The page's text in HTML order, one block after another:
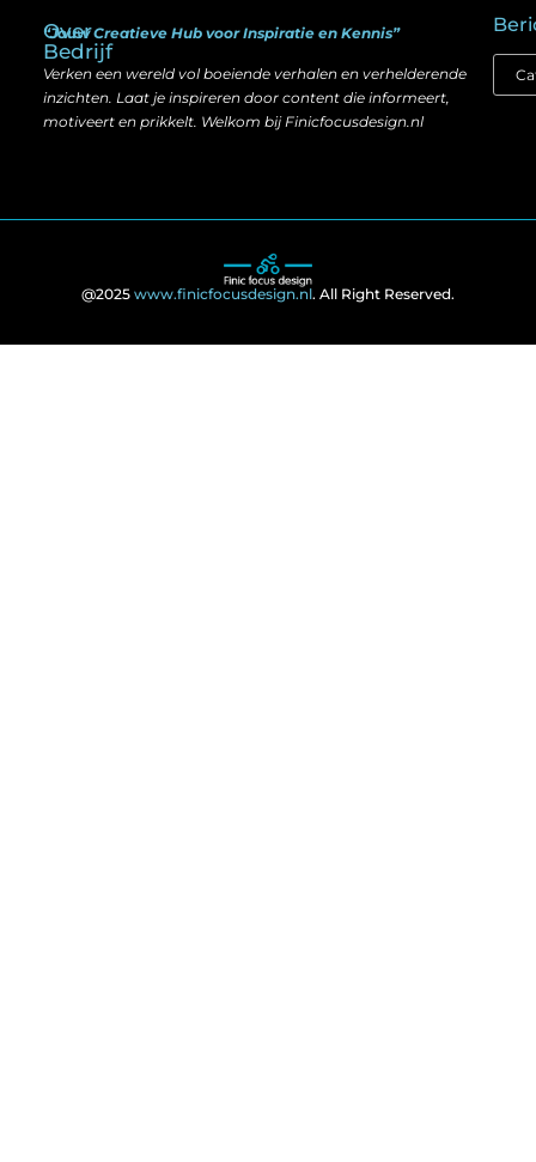
Over
Bedrijf
“Jouw Creatieve Hub voor Inspiratie en Kennis”
Verken een wereld vol boeiende verhalen en verhelderende
inzichten. Laat je inspireren door content die informeert,
motiveert en prikkelt. Welkom bij Finicfocusdesign.nl
@2025 www.finicfocusdesign.nl. All Right Reserved.